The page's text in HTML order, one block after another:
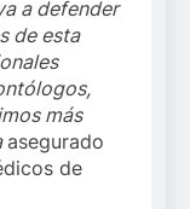
a defender
de esta
más
asegurado
de